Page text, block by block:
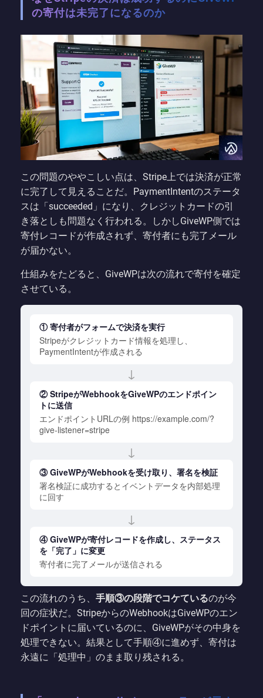
の寄付は未完了になるのか
この問題のややこしい点は、Stripe上では決済が正常
に完了して見えることだ。PaymentIntentのステータ
スは「succeeded」になり、クレジットカードの引
き落としも問題なく行われる。しかしGiveWP側では
寄付レコードが作成されず、寄付者にも完了メール
が届かない。
仕組みをたどると、GiveWPは次の流れで寄付を確定
させている。
① 寄付者がフォームで決済を実行
Stripeがクレジットカード情報を処理し、
PaymentIntentが作成される
↓
② StripeがWebhookをGiveWPのエンドポイン
トに送信
エンドポイントURLの例 https://example.com/?
give-listener=stripe
↓
③ GiveWPがWebhookを受け取り、署名を検証
署名検証に成功するとイベントデータを内部処理
に回す
↓
④ GiveWPが寄付レコードを作成し、ステータス
を「完了」に変更
寄付者に完了メールが送信される
この流れのうち、 手順③の段階でコケているのが今
回の症状だ。StripeからのWebhookはGiveWPのエン
ドポイントに届いているのに、GiveWPがその中身を
処理できない。結果として手順④に進めず、寄付は
永遠に「処理中」のまま取り残される。